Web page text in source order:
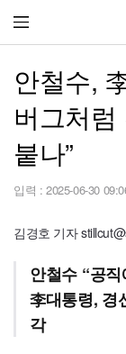
안철수,
버그처
붙나”
입력 : 2025-06-30
김경호 기자
안철수 “공
李대통령, 경
각